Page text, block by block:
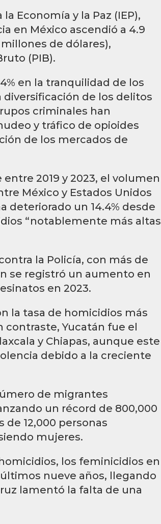
Economía y la Paz (IEP),
en México ascendió a 4.9
de dólares),
(PIB).
en la tranquilidad de los
diversificación de los delitos
criminales han
y tráfico de opioides
de los mercados de
2019 y 2023, el volumen
México y Estados Unidos
deteriorado un 14.4% desde
“notablemente más altas
la Policía, con más de
se registró un aumento en
en 2023.
la tasa de homicidios más
contraste, Yucatán fue el
y Chiapas, aunque este
debido a la creciente
de migrantes
un récord de 800,000
de 12,000 personas
mujeres.
los feminicidios en
nueve años, llegando
lamentó la falta de una